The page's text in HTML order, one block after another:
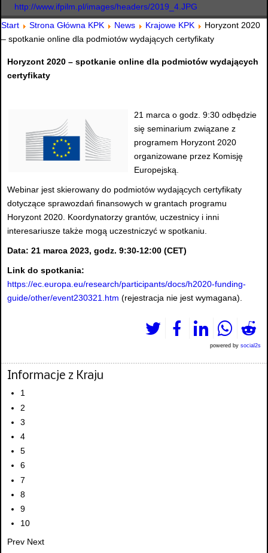
http://www.ifpilm.pl/images/headers/2019_4.JPG
Start
Strona Główna KPK News Krajowe KPK
Horyzont 2020
– spotkanie online dla podmiotów wydających certyfikaty
Horyzont 2020 – spotkanie online dla podmiotów wydających
certyfikaty
21 marca o godz. 9:30 odbędzie
się seminarium związane z
programem Horyzont 2020
organizowane przez Komisję
Europejską.
Webinar jest skierowany do podmiotów wydających certyfikaty
dotyczące sprawozdań finansowych w grantach programu
Horyzont 2020. Koordynatorzy grantów, uczestnicy i inni
interesariusze także mogą uczestniczyć w spotkaniu.
Data: 21 marca 2023, godz. 9:30-12:00 (CET)
Link do spotkania:
https://ec.europa.eu/research/participants/docs/h2020-funding-
guide/other/event230321.htm (rejestracja nie jest wymagana).
powered by social2s
Informacje z Kraju
1
2
3
4
5
6
7
8
9
10
Prev Next